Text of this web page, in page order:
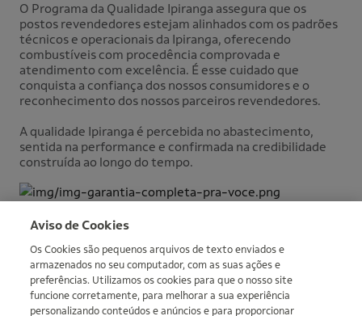
O Programa da Qualidade Ipiranga assegura que os
postos revendedores estejam alinhados com os padrões
técnicos e operacionais da Ipiranga, oferecendo
combustíveis com procedência comprovada e
atendimento com excelência. É esse cuidado que
conquista a confiança dos nossos consumidores e o
reconhecimento dos nossos parceiros revendedores.
A qualidade Ipiranga é percebida no abastecimento,
sentida na performance e confirmada na credibilidade
construída ao longo do tempo.
More informations
Aviso de Cookies
Os Cookies são pequenos arquivos de texto enviados e
armazenados no seu computador, com as suas ações e
preferências. Utilizamos os cookies para que o nosso site
funcione corretamente, para melhorar a sua experiência
personalizando conteúdos e anúncios e para proporcionar